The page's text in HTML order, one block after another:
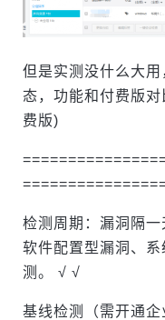
但是实测没什么大
态，功能和付费版
费版)
检测周期：漏洞隔
软件配置型漏洞、
测。 √ √
基线检测（需开通